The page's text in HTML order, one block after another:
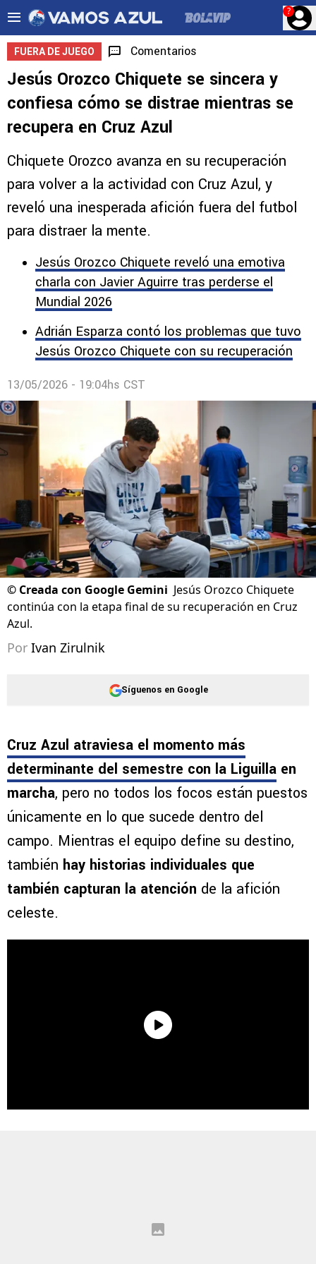
?
FUERA DE JUEGO Comentarios
Jesús Orozco Chiquete se sincera y
confiesa cómo se distrae mientras se
recupera en Cruz Azul
Chiquete Orozco avanza en su recuperación
para volver a la actividad con Cruz Azul, y
reveló una inesperada afición fuera del futbol
para distraer la mente.
Jesús Orozco Chiquete reveló una emotiva
charla con Javier Aguirre tras perderse el
Mundial 2026
Adrián Esparza contó los problemas que tuvo
Jesús Orozco Chiquete con su recuperación
13/05/2026 - 19:04hs CST
© Creada con Google Gemini Jesús Orozco Chiquete
continúa con la etapa final de su recuperación en Cruz
Azul.
Por Ivan Zirulnik
Síguenos en Google
Cruz Azul atraviesa el momento más
determinante del semestre con la Liguilla en
marcha, pero no todos los focos están puestos
únicamente en lo que sucede dentro del
campo. Mientras el equipo define su destino,
también hay historias individuales que
también capturan la atención de la afición
celeste.